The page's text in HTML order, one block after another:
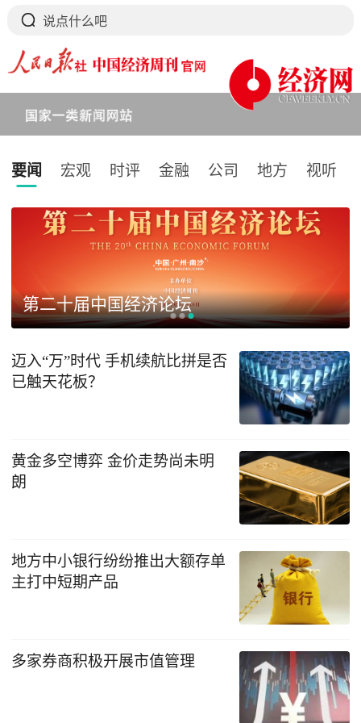
要闻 宏观 时评 金融 公司 地方 视听
下拉刷新
第二十届中国经济论坛
迈入“万”时代 手机续航比拼是否
已触天花板？
黄金多空博弈 金价走势尚未明
朗
地方中小银行纷纷推出大额存单
主打中短期产品
多家券商积极开展市值管理